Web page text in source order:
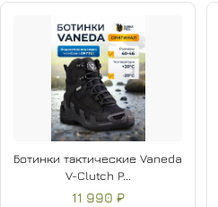
Ботинки тактические Vaneda
V-Clutch P...
11 990 ₽